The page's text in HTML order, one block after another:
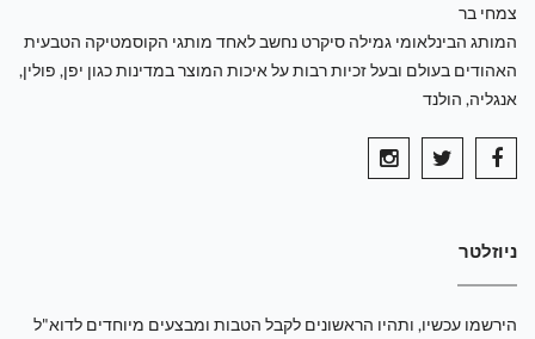
צמחי בר
המותג הבינלאומי גמילה סיקרט נחשב לאחד מותגי הקוסמטיקה הטבעית
האהודים בעולם ובעל זכיות רבות על איכות המוצר במדינות כגון יפן, פולין,
אנגליה, הולנד
ניוזלטר
הירשמו עכשיו, ותהיו הראשונים לקבל הטבות ומבצעים מיוחדים לדוא"ל